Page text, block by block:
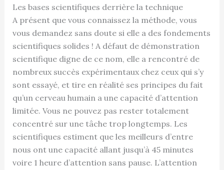
Les bases scientifiques derrière la technique
A présent que vous connaissez la méthode, vous
vous demandez sans doute si elle a des fondements
scientifiques solides ! A défaut de démonstration
scientifique digne de ce nom, elle a rencontré de
nombreux succès expérimentaux chez ceux qui s’y
sont essayé, et tire en réalité ses principes du fait
qu’un cerveau humain a une capacité d’attention
limitée. Vous ne pouvez pas rester totalement
concentré sur une tâche trop longtemps. Les
scientifiques estiment que les meilleurs d’entre
nous ont une capacité allant jusqu’à 45 minutes
voire 1 heure d’attention sans pause. L’attention